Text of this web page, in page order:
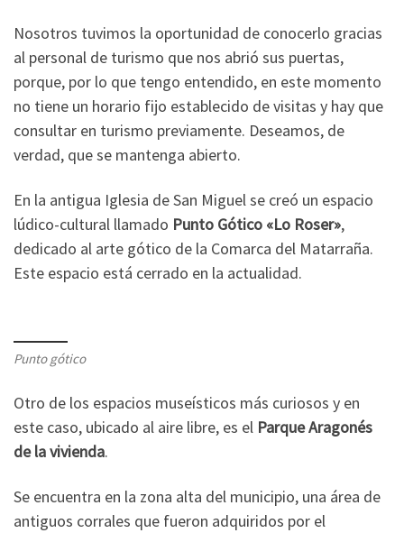
Nosotros tuvimos la oportunidad de conocerlo gracias
al personal de turismo que nos abrió sus puertas,
porque, por lo que tengo entendido, en este momento
no tiene un horario fijo establecido de visitas y hay que
consultar en turismo previamente. Deseamos, de
verdad, que se mantenga abierto.
En la antigua Iglesia de San Miguel se creó un espacio
lúdico-cultural llamado Punto Gótico «Lo Roser»,
dedicado al arte gótico de la Comarca del Matarraña.
Este espacio está cerrado en la actualidad.
Punto gótico
Otro de los espacios museísticos más curiosos y en
este caso, ubicado al aire libre, es el Parque Aragonés
de la vivienda.
Se encuentra en la zona alta del municipio, una área de
antiguos corrales que fueron adquiridos por el